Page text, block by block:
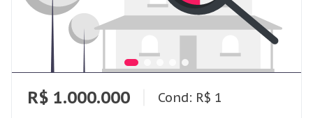
R$ 1.000.000 Cond: R$ 1